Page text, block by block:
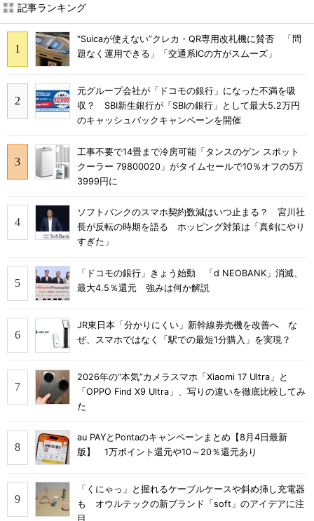
記事ランキング
“Suicaが使えない”クレカ・QR専用改札機に賛否 「問
題なく運用できる」「交通系ICの方がスムーズ」
元グループ会社が「ドコモの銀行」になった不満を吸
収？ SBI新生銀行が「SBIの銀行」として最大5.2万円
のキャッシュバックキャンペーンを開催
工事不要で14畳まで冷房可能「タンスのゲン スポット
クーラー 79800020」がタイムセールで10％オフの5万
3999円に
ソフトバンクのスマホ契約数減はいつ止まる？ 宮川社
長が反転の時期を語る ホッピング対策は「真剣にやり
すぎた」
「ドコモの銀行」きょう始動 「d NEOBANK」消滅、
最大4.5％還元 強みは何か解説
JR東日本「分かりにくい」新幹線券売機を改善へ な
ぜ、スマホではなく「駅での最短1分購入」を実現？
2026年の“本気”カメラスマホ「Xiaomi 17 Ultra」と
「OPPO Find X9 Ultra」、写りの違いを徹底比較してみ
た
au PAYとPontaのキャンペーンまとめ【8月4日最新
版】 1万ポイント還元や10～20％還元あり
「くにゃっ」と握れるケーブルケースや斜め挿し充電器
も オウルテックの新ブランド「soft」のアイデアに注
目